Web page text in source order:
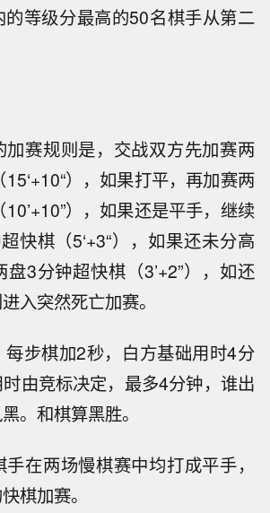
等级分最高的50名棋手从第二
加赛规则是，交战双方先加赛两
），如果打平，再加赛两
），如果还是平手，继续
快棋（5‘+3“），如果还未分高
3分钟超快棋（3’+2”），如还
入突然死亡加赛。
步棋加2秒，白方基础用时4分
由竞标决定，最多4分钟，谁出
。和棋算黑胜。
在两场慢棋赛中均打成平手，
棋加赛。